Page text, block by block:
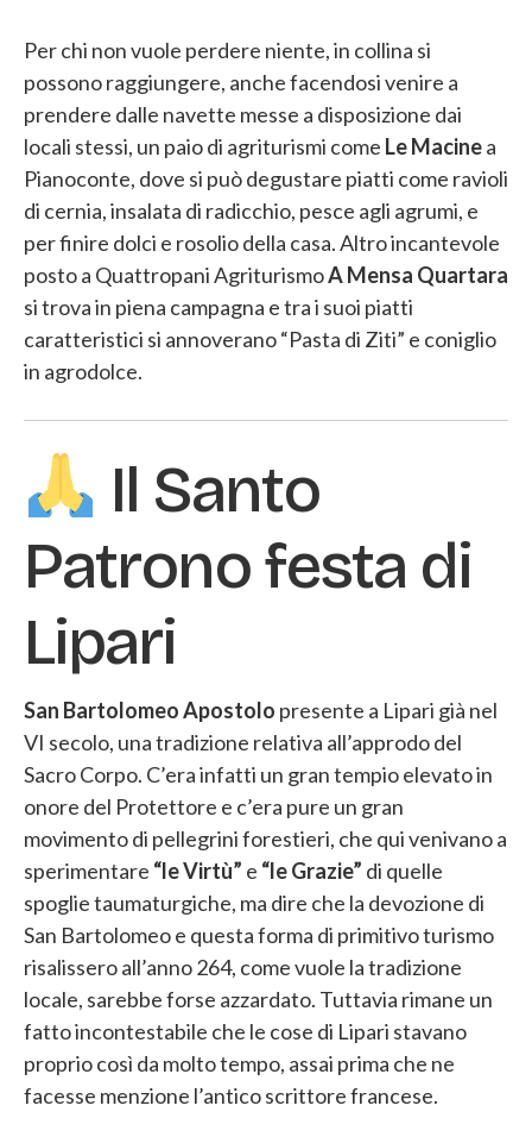
Per chi non vuole perdere niente, in collina si
possono raggiungere, anche facendosi venire a
prendere dalle navette messe a disposizione dai
locali stessi, un paio di agriturismi come Le Macinea
Pianoconte, dove si può degustare piatti come ravioli
di cernia, insalata di radicchio, pesce agli agrumi, e
per finire dolci e rosolio della casa. Altro incantevole
posto a Quattropani AgriturismoA Mensa Quartara
si trova in piena campagna e tra i suoi piatti
caratteristici si annoverano “Pasta di Ziti” e coniglio
in agrodolce.
Il Santo
Patrono festa di
Lipari
San Bartolomeo Apostolo presente a Lipari già nel
VI secolo, una tradizione relativa all’approdo del
Sacro Corpo. C’era infatti un gran tempio elevato in
onore del Protettore e c’era pure un gran
movimento di pellegrini forestieri, che qui venivano a
sperimentare “le Virtù” e “le Grazie” di quelle
spoglie taumaturgiche, ma dire che la devozione di
San Bartolomeo e questa forma di primitivo turismo
risalissero all’anno 264, come vuole la tradizione
locale, sarebbe forse azzardato. Tuttavia rimane un
fatto incontestabile che le cose di Lipari stavano
proprio così da molto tempo, assai prima che ne
facesse menzione l’antico scrittore francese.